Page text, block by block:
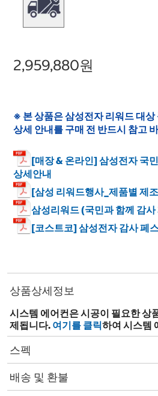
2,959,880원
※ 본 상품은 삼성전자 리워드 대
상세 안내를 구매 전 반드시 참고
[매장 & 온라인] 삼성전자 국
상세안내
[삼성 리워드행사_제품별 제
삼성리워드 (국민과 함께 감
[코스트코] 삼성전자 감사 페
상품상세정보
시스템 에어컨은 시공이 필요한 상
제됩니다. 여기를 클릭하여 시스템
스펙
배송 및 환불